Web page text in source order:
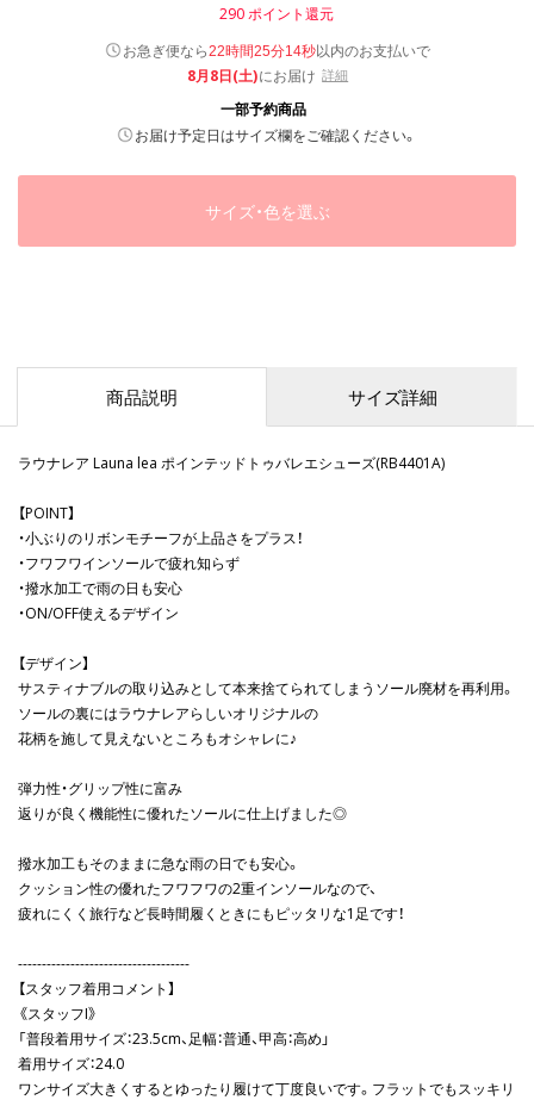
290ポイント還元
お急ぎ便なら22時間25分13秒以内のお支払いで
8月8日(土)にお届け 詳細
一部予約商品
お届け予定日はサイズ欄をご確認ください。
サイズ・色を選ぶ
商品説明 サイズ詳細
ラウナレア Launa lea ポインテッドトゥバレエシューズ(RB4401A)
【POINT】
・小ぶりのリボンモチーフが上品さをプラス！
・フワフワインソールで疲れ知らず
・撥水加工で雨の日も安心
・ON/OFF使えるデザイン
【デザイン】
サスティナブルの取り込みとして本来捨てられてしまうソール廃材を再利用。
ソールの裏にはラウナレアらしいオリジナルの
花柄を施して見えないところもオシャレに♪
弾力性・グリップ性に富み
返りが良く機能性に優れたソールに仕上げました◎
撥水加工もそのままに急な雨の日でも安心。
クッション性の優れたフワフワの2重インソールなので、
疲れにくく旅行など長時間履くときにもピッタリな1足です！
------------------------------------
【スタッフ着用コメント】
《スタッフI》
「普段着用サイズ：23.5cm、足幅：普通、甲高：高め」
着用サイズ：24.0
ワンサイズ大きくするとゆったり履けて丁度良いです。フラットでもスッキリ